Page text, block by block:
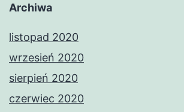
Archiwa
listopad 2020
wrzesień 2020
sierpień 2020
czerwiec 2020